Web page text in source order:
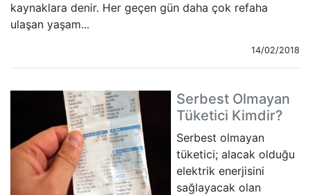
kaynaklara denir. Her geçen gün daha çok refaha
ulaşan yaşam...
14/02/2018
Serbest Olmayan
Tüketici Kimdir?
Serbest olmayan
tüketici; alacak olduğu
elektrik enerjisini
sağlayacak olan